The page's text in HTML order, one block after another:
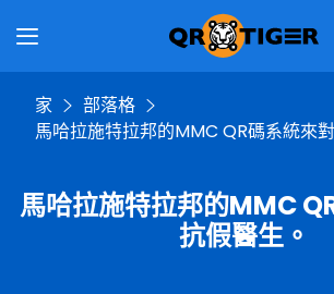
家
部落格
馬哈拉施特拉邦的MMC QR碼系統來
馬哈拉施特拉邦的MMC
抗假醫生。